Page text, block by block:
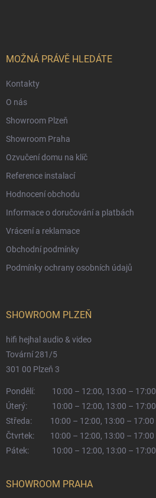
MOŽNÁ PRÁVĚ HLEDÁTE
Kontakty
O nás
Showroom Plzeň
Showroom Praha
Ozvučení domu na klíč
Reference instalací
Hodnocení obchodu
Informace o doručování a platbách
Vrácení a reklamace
Obchodní podmínky
Podmínky ochrany osobních údajů
SHOWROOM PLZEŇ
hifi hejhal audio & video
Tovární 281/5
301 00 Plzeň 3
Pondělí:
10:00 – 12:00, 13:00 – 17:00
Úterý:
10:00 – 12:00, 13:00 – 17:00
Středa:
10:00 – 12:00, 13:00 – 17:00
Čtvrtek:
10:00 – 12:00, 13:00 – 17:00
Pátek:
10:00 – 12:00, 13:00 – 17:00
SHOWROOM PRAHA